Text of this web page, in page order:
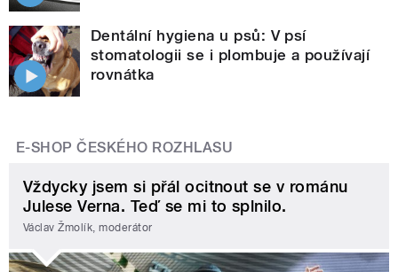
Dentální hygiena u psů: V psí
stomatologii se i plombuje a používají
rovnátka
E-SHOP ČESKÉHO ROZHLASU
Vždycky jsem si přál ocitnout se v románu
Julese Verna. Teď se mi to splnilo.
Václav Žmolík, moderátor